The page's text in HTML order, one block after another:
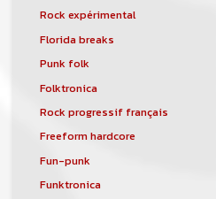
Rock expérimental
Florida breaks
Punk folk
Folktronica
Rock progressif français
Freeform hardcore
Fun-punk
Funktronica